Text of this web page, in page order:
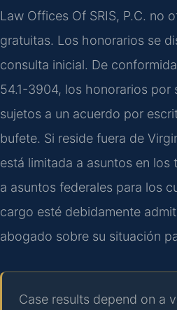
Law Offices Of SRIS, P.C. no
gratuitas. Los honorarios se
consulta inicial. De
54.1-3904, los honorarios por
sujetos a un acuerdo por
bufete. Si reside fuera de
está limitada a asuntos en los
a asuntos federales para los
cargo esté debidamente
abogado sobre su situación
Case results depend on a